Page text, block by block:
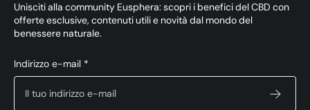
Unisciti alla community Eusphera: scopri i benefici del CBD con
offerte esclusive, contenuti utili e novità dal mondo del
benessere naturale.
Indirizzo e-mail *